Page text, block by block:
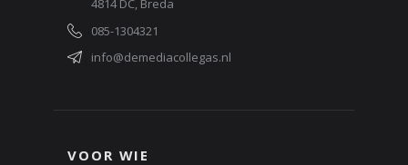
4814 DC, Breda
085-1304321
info@demediacollegas.nl
VOOR WIE